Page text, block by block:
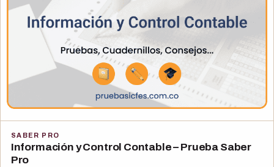
SABER PRO
Información y Control Contable – Prueba Saber
Pro